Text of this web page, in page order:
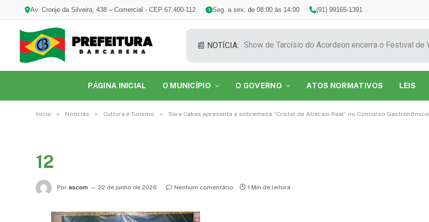
Av. Cronje da Silveira, 438 – Comercial - CEP 67.400-112 Seg. a sex. de 08:00 às 14:00 (91) 99165-1391
📰 NOTÍCIA:
PÁGINA INICIAL O MUNICÍPIO O GOVERNO ATOS NORMATIVOS LEIS
Início » Notícias » Cultura e Turismo » Sara Cakes apresenta a sobremesa “Cristal de Abacaxi Real” no Concurso Gastronômico
12
Por ascom 22 de junho de 2026 Nenhum comentário 1 Min de leitura